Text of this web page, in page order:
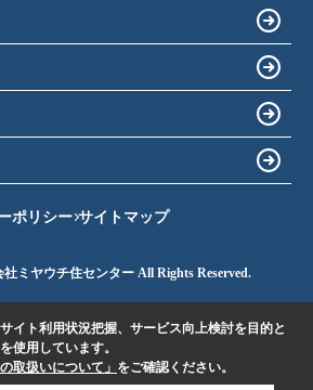
ポリシー サイトマップ
ミヤウチ住センター All Rights Reserved.
イト利用状況把握、サービス向上検討を目的と
使用しています。
の取扱いについて」 をご確認ください。